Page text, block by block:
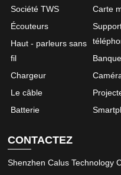
Société TWS
Écouteurs
Haut - parleurs sans
fil
Chargeur
Le câble
Batterie
Carte
CONTACTEZ
Shenzhen Calus Technology